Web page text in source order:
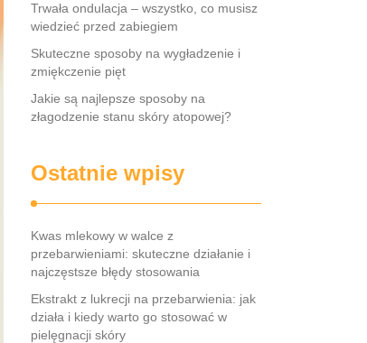
Trwała ondulacja – wszystko, co musisz
wiedzieć przed zabiegiem
Skuteczne sposoby na wygładzenie i
zmiękczenie pięt
Jakie są najlepsze sposoby na
złagodzenie stanu skóry atopowej?
Ostatnie wpisy
Kwas mlekowy w walce z
przebarwieniami: skuteczne działanie i
najczęstsze błędy stosowania
Ekstrakt z lukrecji na przebarwienia: jak
działa i kiedy warto go stosować w
pielęgnacji skóry